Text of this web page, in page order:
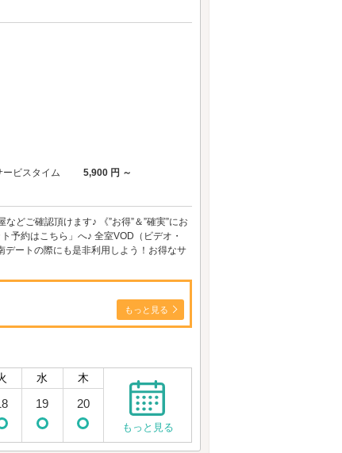
ービスタイム
5,900 円 ～
どご確認頂けます♪ 《”お得”＆”確実”にお
約はこちら」へ♪ 全室VOD（ビデオ・
ートの際にも是非利用しよう！お得なサ
もっと見る
水 木
19 20
もっと見る